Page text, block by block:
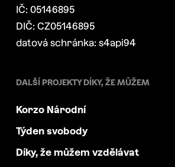
IČ: 05146895
DIČ: CZ05146895
datová schránka: s4api94
DALŠÍ PROJEKTY DÍKY, ŽE MŮŽEM
Korzo Národní
Týden svobody
Díky, že můžem vzdělávat